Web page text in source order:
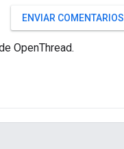
ENVIAR COMENTARIOS
OpenThread.